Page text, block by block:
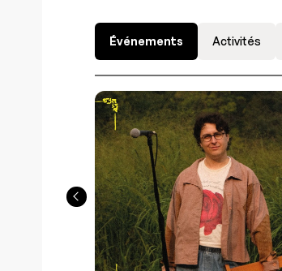
Événements Activités